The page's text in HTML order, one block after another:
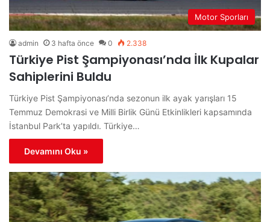
Motor Sporları
admin 3 hafta önce 0 2.338
Türkiye Pist Şampiyonası’nda İlk Kupalar
Sahiplerini Buldu
Türkiye Pist Şampiyonası’nda sezonun ilk ayak yarışları 15
Temmuz Demokrasi ve Milli Birlik Günü Etkinlikleri kapsamında
İstanbul Park’ta yapıldı. Türkiye…
Devamını Oku »